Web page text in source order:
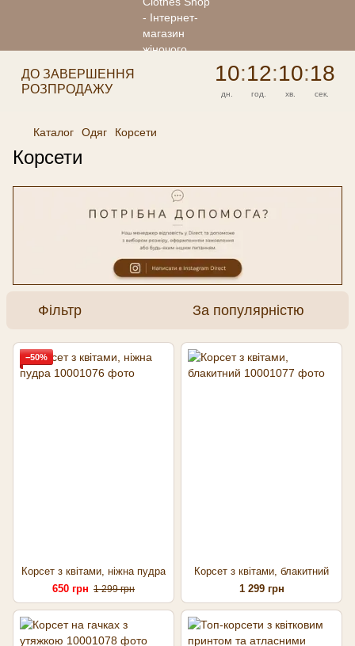
ДО ЗАВЕРШЕННЯ
РОЗПРОДАЖУ
10:12:10:18
дн. год. хв. сек.
Каталог Одяг Корсети
Корсети
Фільтр За популярністю
−50%
Корсет з квітами, ніжна пудра
650 грн 1 299 грн
Корсет з квітами, блакитний
1 299 грн